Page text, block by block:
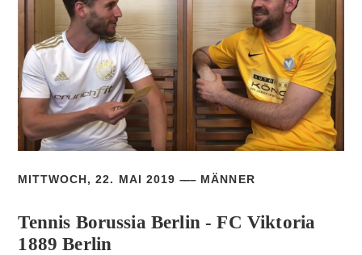
MITTWOCH, 22. MAI 2019 MÄNNER
Tennis Borussia Berlin - FC Viktoria
1889 Berlin